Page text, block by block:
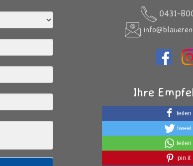
0431-
Ihre
teilen
tweet
teilen
pin it